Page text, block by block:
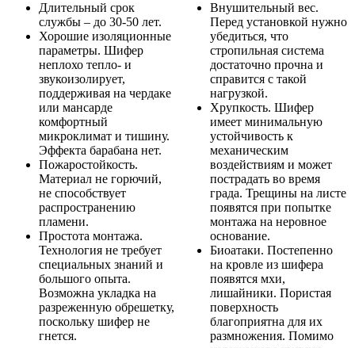
Длительный срок
службы – до 30-50 лет.
Хорошие изоляционные
параметры. Шифер
неплохо тепло- и
звукоизолирует,
поддерживая на чердаке
или мансарде
комфортный
микроклимат и тишину.
Эффекта барабана нет.
Пожаростойкость.
Материал не горючий,
не способствует
распространению
пламени.
Простота монтажа.
Технология не требует
специальных знаний и
большого опыта.
Возможна укладка на
разреженную обрешетку,
поскольку шифер не
гнется.
Внушительный вес.
Перед установкой нужно
убедиться, что
стропильная система
достаточно прочна и
справится с такой
нагрузкой.
Хрупкость. Шифер
имеет минимальную
устойчивость к
механическим
воздействиям и может
пострадать во время
града. Трещины на листе
появятся при попытке
монтажа на неровное
основание.
Биоатаки. Постепенно
на кровле из шифера
появятся мхи,
лишайники. Пористая
поверхность
благоприятна для их
размножения. Помимо